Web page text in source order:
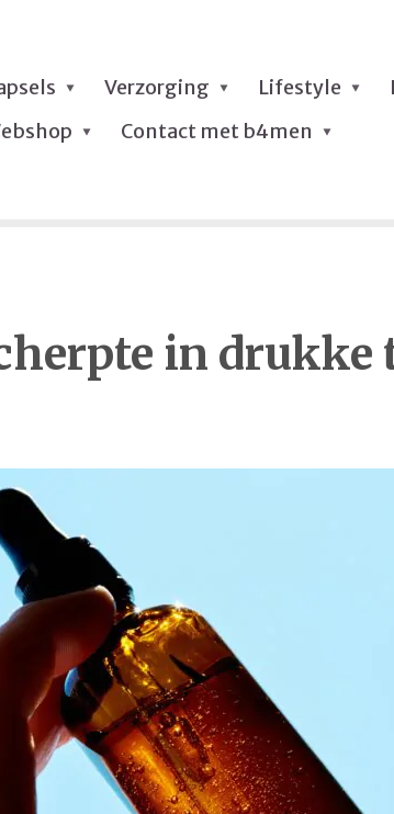
Verzorging Lifestyle
Contact met b4men
in drukke